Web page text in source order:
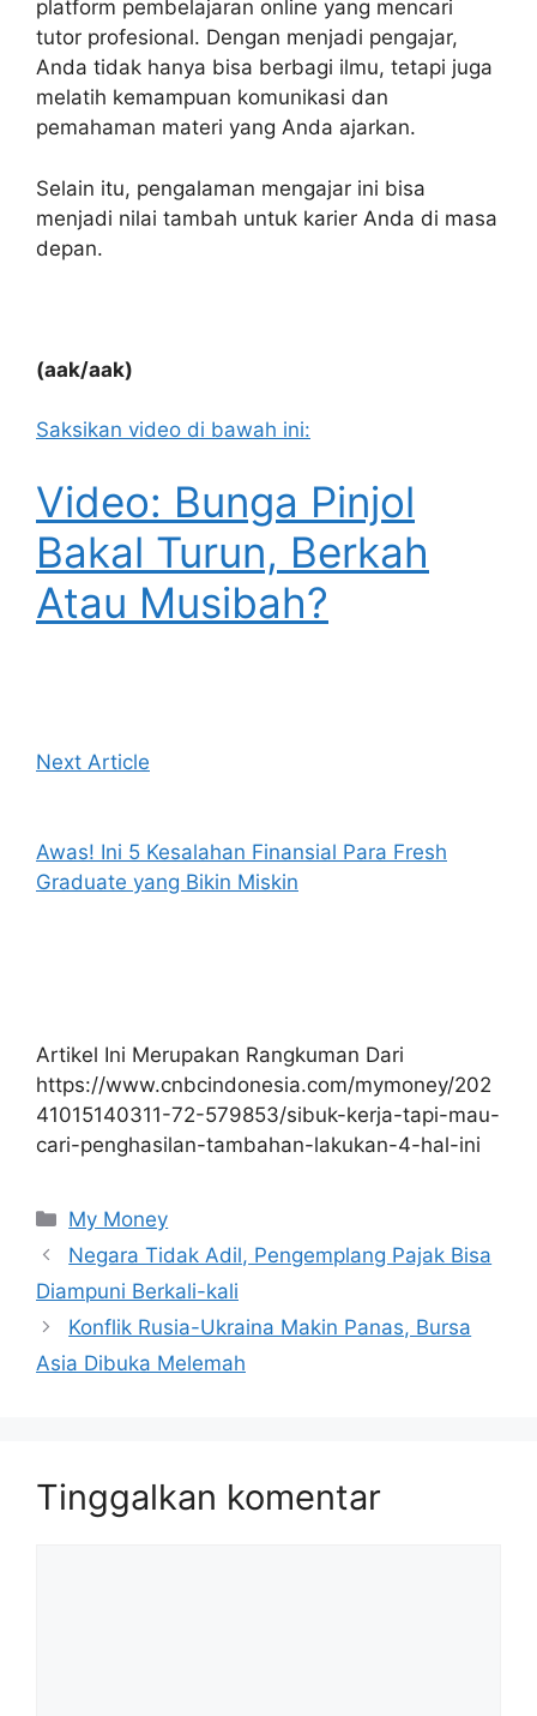
platform pembelajaran online yang mencari
tutor profesional. Dengan menjadi pengajar,
Anda tidak hanya bisa berbagi ilmu, tetapi juga
melatih kemampuan komunikasi dan
pemahaman materi yang Anda ajarkan.
Selain itu, pengalaman mengajar ini bisa
menjadi nilai tambah untuk karier Anda di masa
depan.
(aak/aak)
Saksikan video di bawah ini:
Video: Bunga Pinjol
Bakal Turun, Berkah
Atau Musibah?
Next Article
Awas! Ini 5 Kesalahan Finansial Para Fresh
Graduate yang Bikin Miskin
Artikel Ini Merupakan Rangkuman Dari
https://www.cnbcindonesia.com/mymoney/202
41015140311-72-579853/sibuk-kerja-tapi-mau-
cari-penghasilan-tambahan-lakukan-4-hal-ini
Kategori
My Money
Negara Tidak Adil, Pengemplang Pajak Bisa
Diampuni Berkali-kali
Konflik Rusia-Ukraina Makin Panas, Bursa
Asia Dibuka Melemah
Tinggalkan komentar